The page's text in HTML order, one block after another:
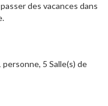
des vacances dans
5 Salle(s) de